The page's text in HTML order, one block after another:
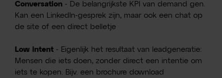
Conversation - De belangrijkste KPI van demand gen.
Kan een LinkedIn-gesprek zijn, maar ook een chat op
de site of een direct belletje
Low intent - Eigenlijk het resultaat van leadgeneratie:
Mensen die iets doen, zonder direct een intentie om
iets te kopen. Bijv. een brochure download